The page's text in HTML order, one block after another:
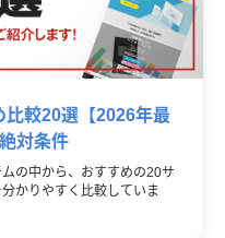
比較20選【2026年最
対条件
の中から、おすすめの20サ
かりやすく比較していま